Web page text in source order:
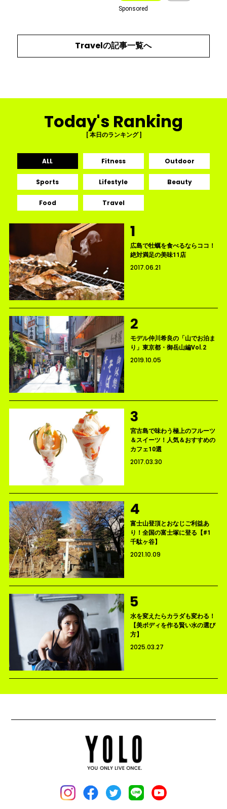
Sponsored
Travelの記事一覧へ
Today's Ranking
[ 本日のランキング ]
ALL Fitness Outdoor
Sports Lifestyle Beauty
Food Travel
広島で牡蠣を食べるならココ！
絶対満足の美味11店
2017.06.21
モデル仲川希良の「山でお泊ま
り」東京都・御岳山編Vol.2
2019.10.05
宮古島で味わう極上のフルーツ
＆スイーツ！人気＆おすすめの
カフェ10選
2017.03.30
富士山登頂とおなじご利益あ
り！全国の富士塚に登る【#1
千駄ヶ谷】
2021.10.09
水を変えたらカラダも変わる！
【美ボディを作る賢い水の選び
方】
2025.03.27